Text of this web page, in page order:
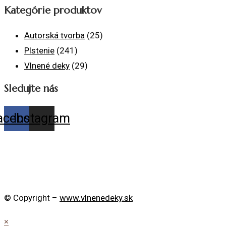
Kategórie produktov
Autorská tvorba (25)
Plstenie (241)
Vlnené deky (29)
Sledujte nás
Instagram
© Copyright – www.vlnenedeky.sk
×